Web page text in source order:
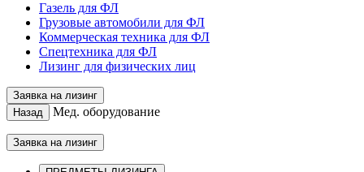
Газель для ФЛ
Грузовые автомобили для ФЛ
Коммерческая техника для ФЛ
Спецтехника для ФЛ
Лизинг для физических лиц
Заявка на лизинг
Назад
Мед. оборудование
Заявка на лизинг